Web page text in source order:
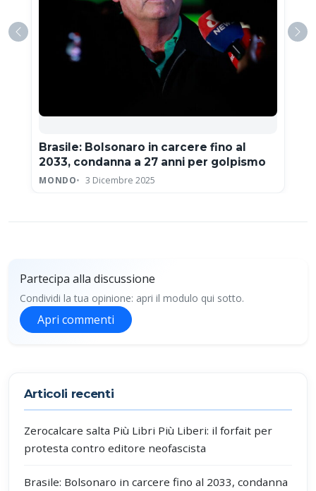
Brasile: Bolsonaro in carcere fino al
2033, condanna a 27 anni per golpismo
MONDO 3 Dicembre 2025
Partecipa alla discussione
Condividi la tua opinione: apri il modulo qui sotto.
Apri commenti
Articoli recenti
Zerocalcare salta Più Libri Più Liberi: il forfait per
protesta contro editore neofascista
Brasile: Bolsonaro in carcere fino al 2033, condanna